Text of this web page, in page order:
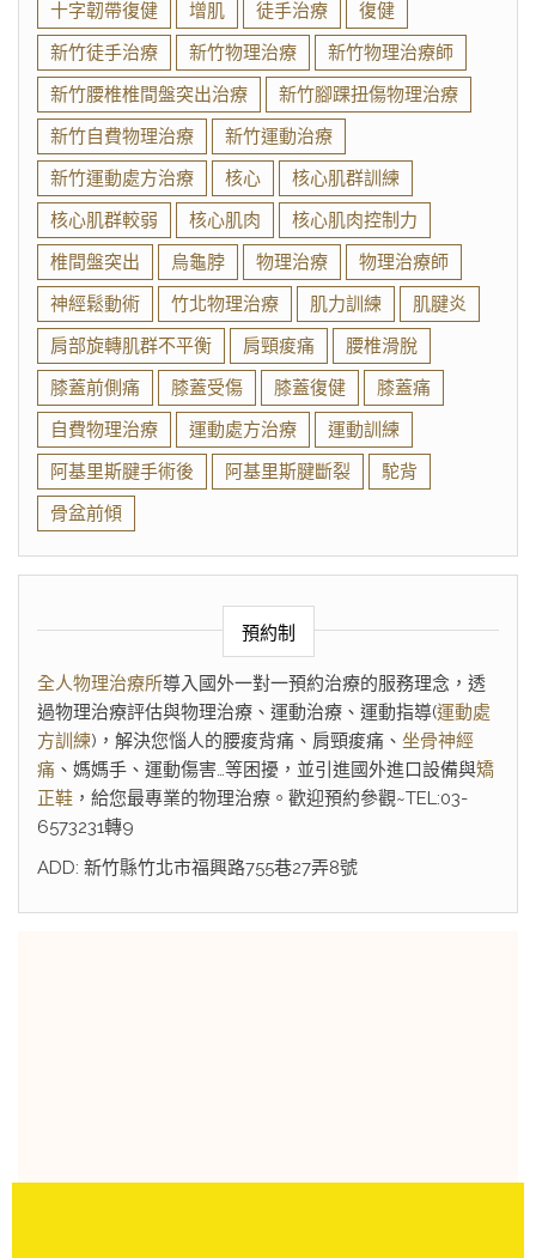
十字韌帶復健 增肌 徒手治療
復健
新竹徒手治療
新竹物理治療
新竹物理治療師
新竹腰椎椎間盤突出治療
新竹腳踝扭傷物理治療
新竹自費物理治療
新竹運動治療
新竹運動處方治療
核心
核心肌群訓練
核心肌群較弱
核心肌肉
核心肌肉控制力
椎間盤突出
烏龜脖 物理治療
物理治療師
神經鬆動術
竹北物理治療 肌力訓練
肌腱炎
肩部旋轉肌群不平衡
肩頸痠痛
腰椎滑脫
膝蓋前側痛
膝蓋受傷 膝蓋復健
膝蓋痛
自費物理治療
運動處方治療
運動訓練
阿基里斯腱手術後
阿基里斯腱斷裂
駝背
骨盆前傾
預約制
全人物理治療所導入國外一對一預約治療的服務理念，透
過物理治療評估與物理治療、運動治療、運動指導(運動處
方訓練)，解決您惱人的腰痠背痛、肩頸痠痛、 坐骨神經
痛 、媽媽手、運動傷害…等困擾，並引進國外進口設備與矯
正鞋 ，給您最專業的物理治療。歡迎預約參觀~TEL:03-
6573231轉9
ADD: 新竹縣竹北市福興路755巷27弄8號